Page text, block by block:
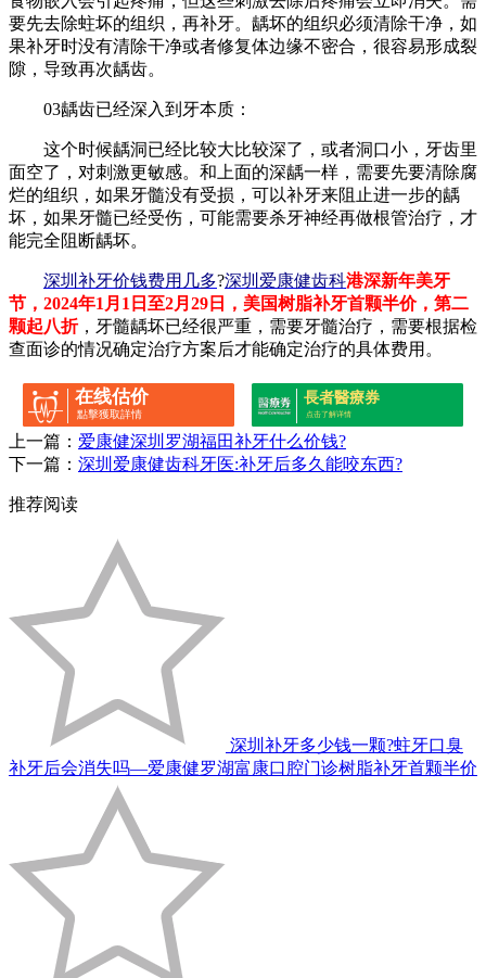
要先去除蛀坏的组织，再补牙。龋坏的组织必须清除干净，如
果补牙时没有清除干净或者修复体边缘不密合，很容易形成裂
隙，导致再次龋齿。
03龋齿已经深入到牙本质：
这个时候龋洞已经比较大比较深了，或者洞口小，牙齿里
面空了，对刺激更敏感。和上面的深龋一样，需要先要清除腐
烂的组织，如果牙髓没有受损，可以补牙来阻止进一步的龋
坏，如果牙髓已经受伤，可能需要杀牙神经再做根管治疗，才
能完全阻断龋坏。
深圳补牙价钱费用几多?深圳爱康健齿科港深新年美牙
节，2024年1月1日至2月29日，美国树脂补牙首颗半价，第二
颗起八折，牙髓龋坏已经很严重，需要牙髓治疗，需要根据检
查面诊的情况确定治疗方案后才能确定治疗的具体费用。
在线估价
點擊獲取詳情
長者醫療券
点击了解详情
上一篇： 爱康健深圳罗湖福田补牙什么价钱?
下一篇： 深圳爱康健齿科牙医:补牙后多久能咬东西?
推荐阅读
深圳补牙多少钱一颗?蛀牙口臭
补牙后会消失吗—爱康健罗湖富康口腔门诊树脂补牙首颗半价